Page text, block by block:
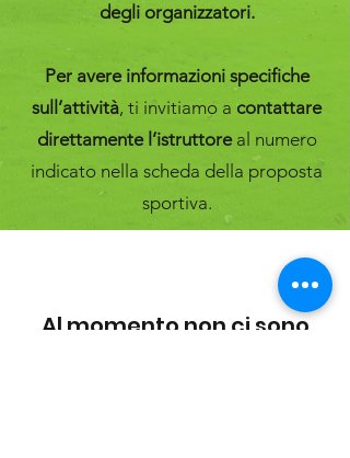
degli organizzatori.
Per avere informazioni specifiche
sull’attività, ti invitiamo a contattare
direttamente l’istruttore al numero
indicato nella scheda della proposta
sportiva.
Al momento non ci sono